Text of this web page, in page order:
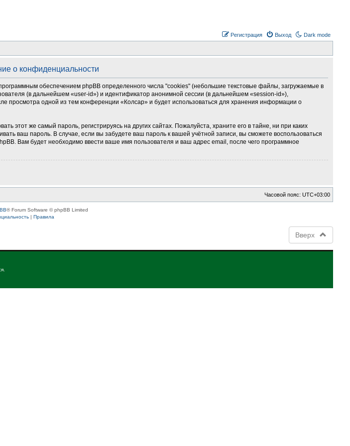
Dark mode
Выход
Регистрация
о конфиденциальности
обеспечением phpBB определенного числа "cookies" (небольшие текстовые файлы, загружаемые в
(в дальнейшем «user-id») и идентификатор анонимной сессии (в дальнейшем «session-id»),
просмотра одной из тем конференции «Колсар» и будет использоваться для хранения информации о
же самый пароль, регистрируясь на других сайтах. Пожалуйста, храните его в тайне, ни при каких
ваш пароль. В случае, если вы забудете ваш пароль к вашей учётной записи, вы сможете воспользоваться
Вам будет необходимо ввести ваше имя пользователя и ваш адрес email, после чего программное
Часовой пояс:UTC+03:00
® Forum Software © phpBB Limited
|Правила
Вверх